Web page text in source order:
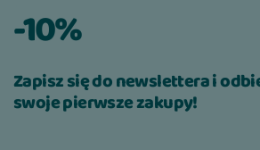
-10%
Zapisz się do newslettera i
swoje pierwsze zakupy!